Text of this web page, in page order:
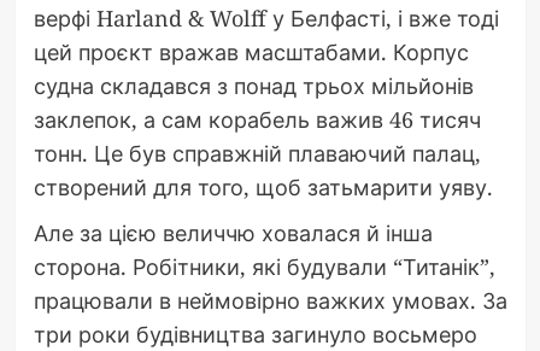
верфі Harland & Wolff у Белфасті, і вже тоді
цей проєкт вражав масштабами. Корпус
судна складався з понад трьох мільйонів
заклепок, а сам корабель важив 46 тисяч
тонн. Це був справжній плаваючий палац,
створений для того, щоб затьмарити уяву.
Але за цією величчю ховалася й інша
сторона. Робітники, які будували “Титанік”,
працювали в неймовірно важких умовах. За
три роки будівництва загинуло восьмеро